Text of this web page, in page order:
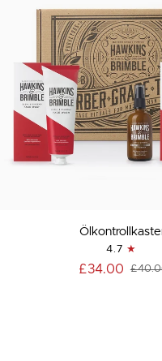
Ölkontrollkasten
4.7
£34.00